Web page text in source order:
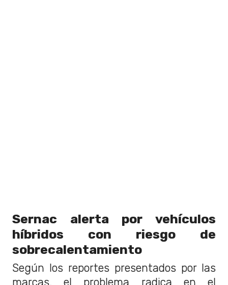
Sernac alerta por vehículos
híbridos con riesgo de
sobrecalentamiento
Según los reportes presentados por las
marcas, el problema radica en el